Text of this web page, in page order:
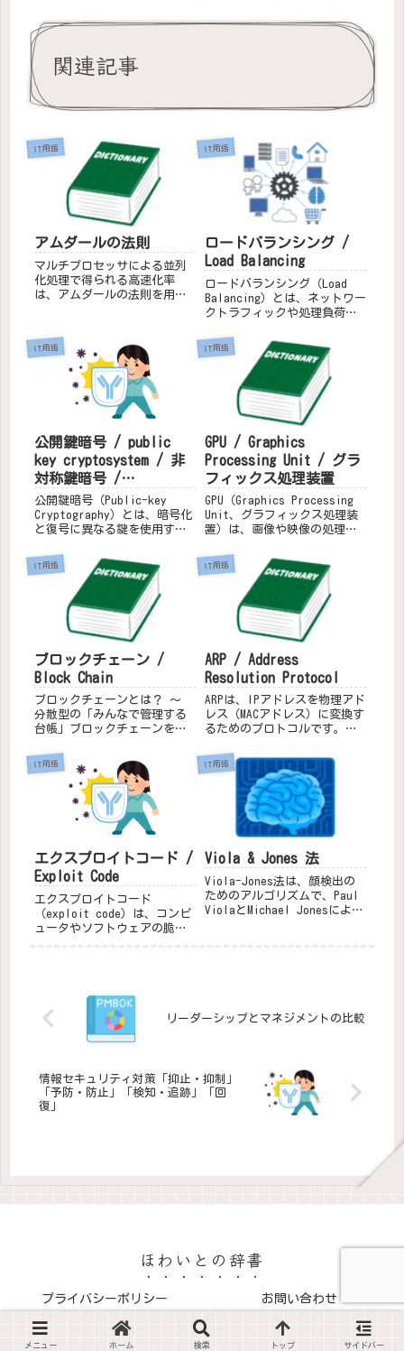
関連記事
IT用語
アムダールの法則
マルチプロセッサによる並列
化処理で得られる高速化率
は、アムダールの法則を用い
分と並列化できない部分の割
合を考慮して、全体の高速化
率を求めるものです.アムダー
ルの法則の式アムダールの法
則は次...
IT用語
ロードバランシング /
Load Balancing
ロードバランシング（Load
Balancing）とは、ネットワー
クトラフィックや処理負荷を
技術です。これにより、シス
テム全体のパフォーマンスと
可用性を向上させ、特定のサ
ーバーに過剰な負荷がかかる
のを防ぎます。仕組...
IT用語
公開鍵暗号 / public
key cryptosystem / 非
対称鍵暗号 /
asymmetric key
cryptosystem
公開鍵暗号（Public-key
Cryptography）とは、暗号化
と復号に異なる鍵を使用する
暗号化に使用する「公開鍵」
と、復号に使用する「秘密
鍵」の2つの鍵を用います。公
開鍵暗号の仕組み鍵の生成:
公開鍵と秘...
IT用語
GPU / Graphics
Processing Unit / グラ
フィックス処理装置
GPU（Graphics Processing
Unit、グラフィックス処理装
置）は、画像や映像の処理を
以下に、GPUの役割や特徴につ
いて詳しく説明します。GPUの
役割グラフィックス処理: GPU
は、3Dレンダリン...
IT用語
ブロックチェーン /
Block Chain
ブロックチェーンとは？ 〜
分散型の「みんなで管理する
台帳」ブロックチェーンを最
「みんなで同じ情報を共有
し、更新していく仕組み」で
あり、「書き換えることが非
常に難しい、データの鎖」の
ようなものです。銀行のよう
IT用語
ARP / Address
Resolution Protocol
ARPは、IPアドレスを物理アド
レス（MACアドレス）に変換す
るためのプロトコルです。ネ
する際、送信元デバイスは宛
先デバイスのMACアドレスを知
る必要があります。ARPは、こ
の変換を行うために使用され
ます。仕組みA...
IT用語
エクスプロイトコード /
Exploit Code
エクスプロイトコード
（exploit code）は、コンピ
ュータやソフトウェアの脆弱
性の悪用: エクスプロイトコ
ードは、ソフトウェアやシ...
IT用語
Viola & Jones 法
Viola-Jones法は、顔検出の
ためのアルゴリズムで、Paul
ViolaとMichael Jonesによっ
リーダーシップとマネジメントの比較
情報セキュリティ対策「抑止・抑制」
「予防・防止」「検知・追跡」「回
復」
ほわいとの辞書
プライバシーポリシー お問い合わせ
Copyright © 2024-2026 ほわいとの辞書 All Rights Reserved.
メニュー ホーム 検索 トップ サイドバー